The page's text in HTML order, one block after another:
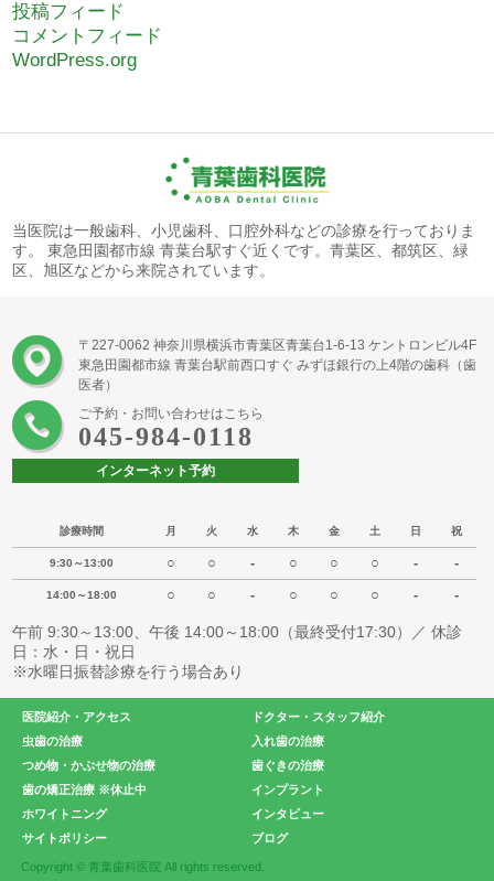
投稿フィード
コメントフィード
WordPress.org
当医院は一般歯科、小児歯科、口腔外科などの診療を行っておりま
す。 東急田園都市線 青葉台駅すぐ近くです。青葉区、都筑区、緑
区、旭区などから来院されています。
〒227-0062 神奈川県横浜市青葉区青葉台1-6-13 ケントロンビル4F
東急田園都市線 青葉台駅前西口すぐ みずほ銀行の上4階の歯科（歯
医者）
ご予約・お問い合わせはこちら
045-984-0118
インターネット予約
診療時間 月 火 水 木 金 土 日 祝
9:30～13:00 ○ ○ - ○ ○ ○ - -
14:00～18:00 ○ ○ - ○ ○ ○ - -
午前 9:30～13:00、午後 14:00～18:00（最終受付17:30）／ 休診
日：水・日・祝日
※水曜日振替診療を行う場合あり
医院紹介・アクセス
ドクター・スタッフ紹介
虫歯の治療
入れ歯の治療
つめ物・かぶせ物の治療
歯ぐきの治療
歯の矯正治療 ※休止中
インプラント
ホワイトニング
インタビュー
サイトポリシー
ブログ
Copyright © 青葉歯科医院 All rights reserved.